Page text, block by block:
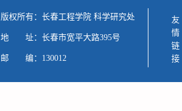
版权所有：长春工程学院 科学研究处
地 址：长春市宽平大路395号
邮 编：130012 友情链接